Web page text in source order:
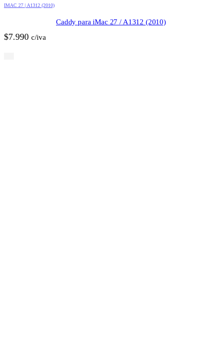
IMAC 27 | A1312 (2010)
Caddy para iMac 27 / A1312 (2010)
$7.990 c/iva